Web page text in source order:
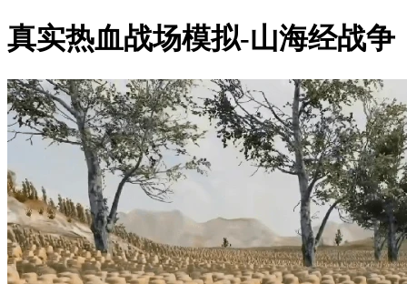
真实热血战场模拟-山海经战争